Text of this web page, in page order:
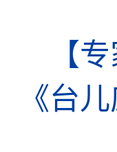
【
《台